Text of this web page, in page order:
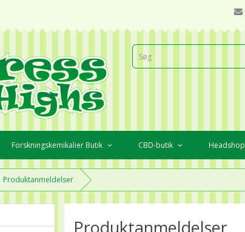
Forskningskemikalier Butik CBD-butik Headshop
Produktanmeldelser
Produktanmeldelser